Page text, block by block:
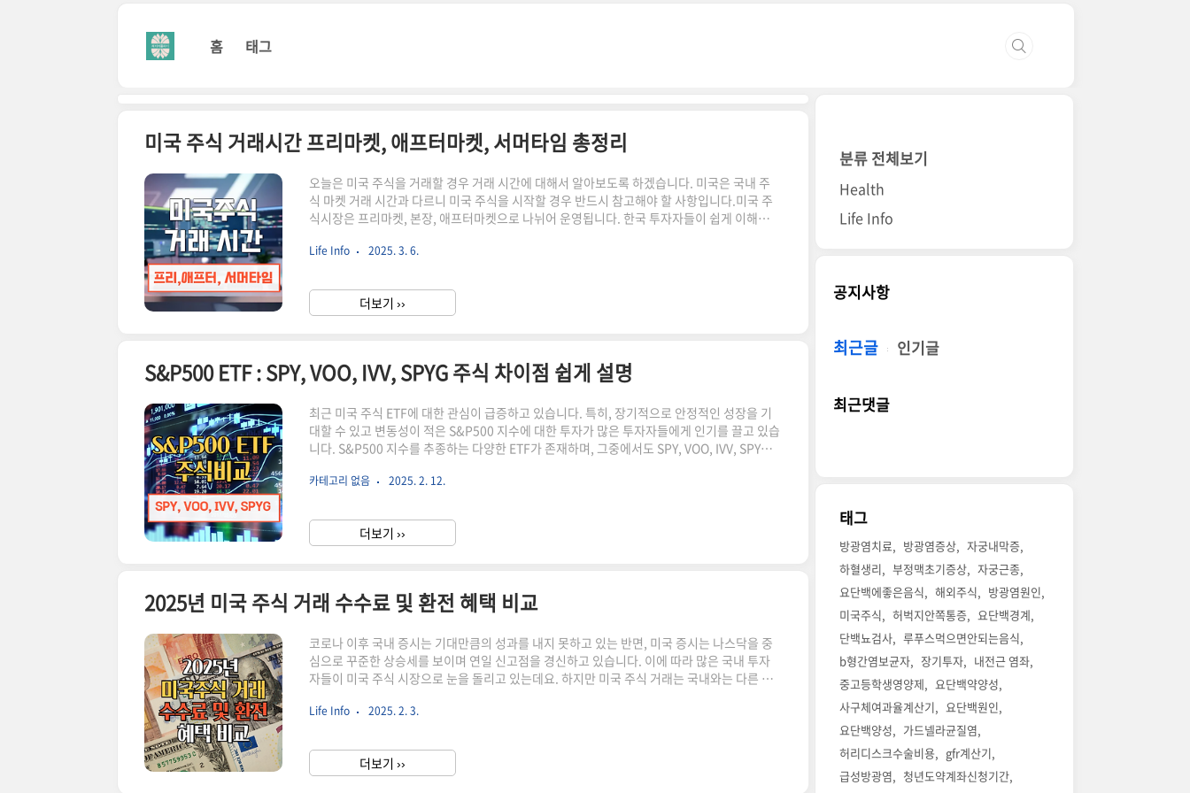
홈 태그
미국 주식 거래시간 프리마켓, 애프터마켓, 서머타임 총정리
오늘은 미국 주식을 거래할 경우 거래 시간에 대해서 알아보도록 하겠습니다. 미국은 국내 주
식 마켓 거래 시간과 다르니 미국 주식을 시작할 경우 반드시 참고해야 할 사항입니다.미국 주
식시장은 프리마켓, 본장, 애프터마켓으로 나뉘어 운영됩니다. 한국 투자자들이 쉽게 이해할
시간미국 주식시장은 월요일부터 금요일까지 운영되며, 토요일과 일요일에는 거래가 이루어
션으로 구분됩니다. (1) 프리마켓(Pre-Market) 거래 시간프리마켓은 본장 개장 전에 미리 거
래할 수 있는 시간입니다.미국 동부시간: 오전 4:0..
Life Info 2025. 3. 6.
더보기 ››
S&P500 ETF : SPY, VOO, IVV, SPYG 주식 차이점 쉽게 설명
최근 미국 주식 ETF에 대한 관심이 급증하고 있습니다. 특히, 장기적으로 안정적인 성장을 기
대할 수 있고 변동성이 적은 S&P500 지수에 대한 투자가 많은 투자자들에게 인기를 끌고 있습
니다. S&P500 지수를 추종하는 다양한 ETF가 존재하며, 그중에서도 SPY, VOO, IVV, SPYG
한 정보를 제공하겠습니다.1. S&P500 지수란?S&P500 지수는 미국 증시에 상장된 대형 기업
지수로, 전체 상장 기업의 시가총액 중 약 80%를 차지합니다. 이는 미국 경제의 건강 상태를
반영하는 주요 지표로 활용..
카테고리 없음 2025. 2. 12.
더보기 ››
2025년 미국 주식 거래 수수료 및 환전 혜택 비교
코로나 이후 국내 증시는 기대만큼의 성과를 내지 못하고 있는 반면, 미국 증시는 나스닥을 중
심으로 꾸준한 상승세를 보이며 연일 신고점을 경신하고 있습니다. 이에 따라 많은 국내 투자
자들이 미국 주식 시장으로 눈을 돌리고 있는데요. 하지만 미국 주식 거래는 국내와는 다른 수
를 선택하는 것이 장기적인 투자 수익을 극대화하는 데 중요한 역할을 합니다.이번 포스팅에서
해 보겠습니다. 특히, 최근 큰 화제가 되고 있는 메리츠증권의 'Super365' 계좌 혜택과 함께
각 증권사의 이벤트 및 혜택도 정리했으니, 투자 계획을 세..
Life Info 2025. 2. 3.
더보기 ››
분류 전체보기
Health
Life Info
공지사항
최근글 인기글
최근댓글
태그
방광염치료 방광염증상
자궁내막증
하혈생리
부정맥초기증상
자궁근종
요단백에좋은음식
해외주식
방광염원인
미국주식
허벅지안쪽통증
요단백경계
단백뇨검사
루푸스먹으면안되는음식
b형간염보균자
장기투자
내전근 염좌
중고등학생영양제
요단백약양성
사구체여과율계산기
요단백원인
요단백양성
가드넬라균질염
허리디스크수술비용
gfr계산기
급성방광염
청년도약계좌신청기간